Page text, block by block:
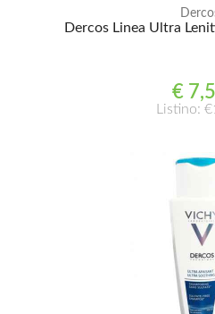
Dercos Linea Ultra
€
Listino: